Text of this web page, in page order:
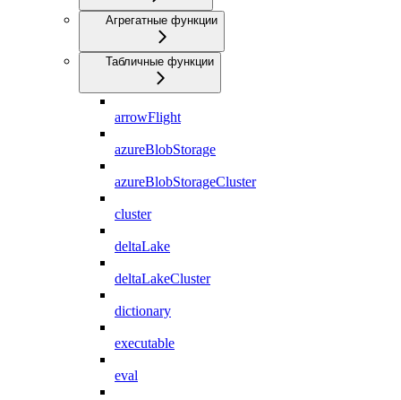
Агрегатные функции
Табличные функции
arrowFlight
azureBlobStorage
azureBlobStorageCluster
cluster
deltaLake
deltaLakeCluster
dictionary
executable
eval